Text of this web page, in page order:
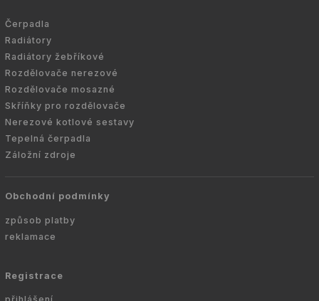
Čerpadla
Radiátory
Radiátory žebříkové
Rozdělovače nerezové
Rozdělovače mosazné
Skříňky pro rozdělovače
Nerezové kotlové sestavy
Tepelná čerpadla
Záložní zdroje
Obchodní podmínky
způsob platby
reklamace
Registrace